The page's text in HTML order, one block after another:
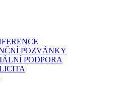
POZVÁNKY
PODPORA